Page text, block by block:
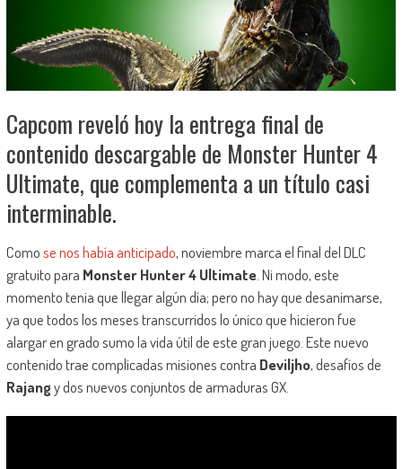
Capcom reveló hoy la entrega final de
contenido descargable de Monster Hunter 4
Ultimate, que complementa a un título casi
interminable.
Comose nos había anticipado, noviembre marca el final del DLC
gratuito para Monster Hunter 4 Ultimate. Ni modo, este
momento tenia que llegar algún día; pero no hay que desanimarse,
ya que todos los meses transcurridos lo único que hicieron fue
alargar en grado sumo la vida útil de este gran juego. Este nuevo
contenido trae complicadas misiones contra Deviljho, desafíos de
Rajangy dos nuevos conjuntos de armaduras GX.